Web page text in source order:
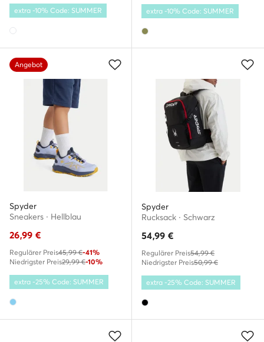
extra -10% Code: SUMMER extra -10% Code: SUMMER
Angebot
Spyder
Sneakers · Hellblau
26,99 €
Regulärer Preis45,99 €-41%
Niedrigster Preis29,99 €-10%
extra -25% Code: SUMMER
Spyder
Rucksack · Schwarz
54,99 €
Regulärer Preis54,99 €
Niedrigster Preis50,99 €
extra -25% Code: SUMMER